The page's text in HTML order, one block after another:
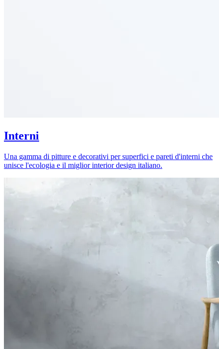
Interni
Una gamma di pitture e decorativi per superfici e pareti d'interni che
unisce l'ecologia e il miglior interior design italiano.